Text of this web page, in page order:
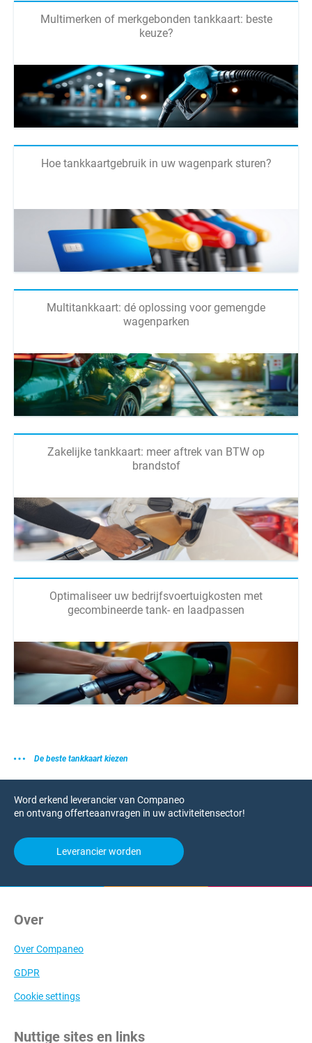
Multimerken of merkgebonden tankkaart: beste
keuze?
Hoe tankkaartgebruik in uw wagenpark sturen?
Multitankkaart: dé oplossing voor gemengde
wagenparken
Zakelijke tankkaart: meer aftrek van BTW op
brandstof
Optimaliseer uw bedrijfsvoertuigkosten met
gecombineerde tank- en laadpassen
De beste tankkaart kiezen
Word erkend leverancier van Companeo
en ontvang offerteaanvragen in uw activiteitensector!
Leverancier worden
Over
Over Companeo
GDPR
Cookie settings
Nuttige sites en links